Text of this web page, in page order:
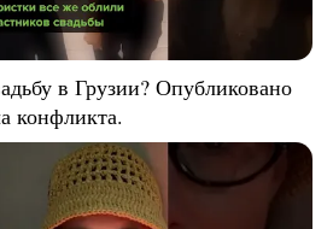
в Грузии? Опубликовано
конфликта.